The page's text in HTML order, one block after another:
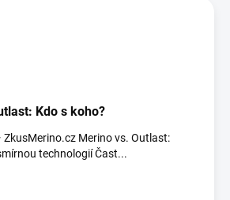
Kdo s koho?
ZkusMerino.cz Merino vs. Outlast:
technologií Čast...